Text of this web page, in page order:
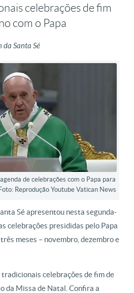
celebrações de fim
com o Papa
da Santa Sé
de celebrações com o Papa para
Reprodução Youtube Vatican News
Sé apresentou nesta segunda-
celebrações presididas pelo Papa
meses – novembro, dezembro e
celebrações de fim de
da Missa de Natal. Confira a